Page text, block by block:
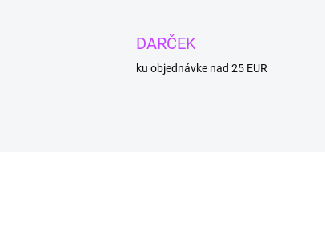
DARČEK
ku objednávke nad 25 EUR